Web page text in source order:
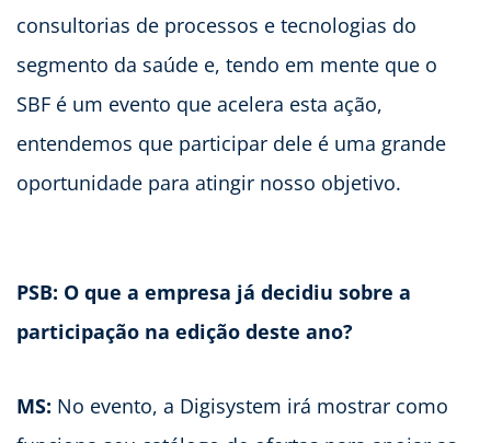
consultorias de processos e tecnologias do
segmento da saúde e, tendo em mente que o
SBF é um evento que acelera esta ação,
entendemos que participar dele é uma grande
oportunidade para atingir nosso objetivo.
PSB: O que a empresa já decidiu sobre a
participação na edição deste ano?
MS: No evento, a Digisystem irá mostrar como